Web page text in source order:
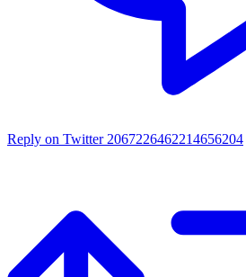
Reply on Twitter 2067226462214656204